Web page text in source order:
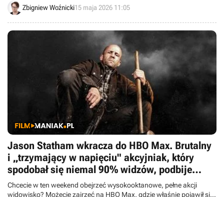
Zbigniew Woźnicki15 maja 2026 11:05
Jason Statham wkracza do HBO Max. Brutalny
i „trzymający w napięciu" akcyjniak, który
spodobał się niemal 90% widzów, podbije
rankingi
Chcecie w ten weekend obejrzeć wysokooktanowe, pełne akcji
widowisko? Możecie zajrzeć na HBO Max, gdzie właśnie pojawił się